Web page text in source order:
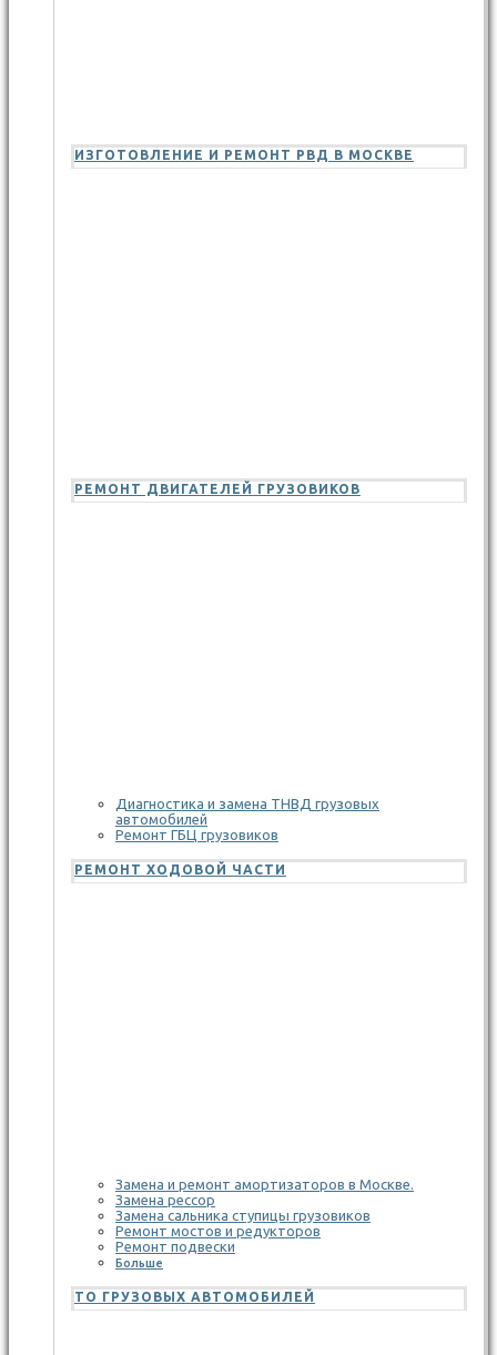
ИЗГОТОВЛЕНИЕ И РЕМОНТ РВД В МОСКВЕ
РЕМОНТ ДВИГАТЕЛЕЙ ГРУЗОВИКОВ
Диагностика и замена ТНВД грузовых
автомобилей
Ремонт ГБЦ грузовиков
РЕМОНТ ХОДОВОЙ ЧАСТИ
Замена и ремонт амортизаторов в Москве.
Замена рессор
Замена сальника ступицы грузовиков
Ремонт мостов и редукторов
Ремонт подвески
Больше
ТО ГРУЗОВЫХ АВТОМОБИЛЕЙ